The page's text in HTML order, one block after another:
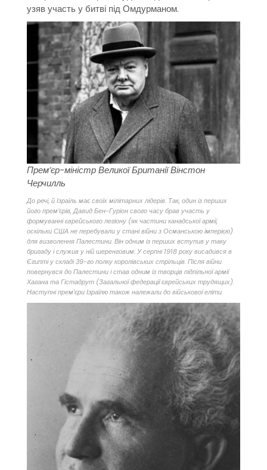
узяв участь у битві під Омдурманом.
Прем’єр-міністр Великої Британії Вінстон
Черчилль
До речі, й Ізраїль має своїх мілітарних лідерів. Так, один із перших
його прем’єрів, Давид Бен-Гуріон свого часу брав участь у
формуванні єврейського легіону (як частини канадської армії,
оскільки США не перебували у стані війни з Османською імперією)
для визволення Палестини. Він одним із перших вступив у таку
бригаду і служив у ній шеренговим. У серпні 1918 року висадився в
Єгипті у складі 39-го полку королівських стрільців. Після війни
повернувся до Палестини і став одним із творців підпільної армії
Хагана та Гістадрут (Загальної федерації єврейських трудящих).
Наступні прем’єри Ізраїлю також належали до військової еліти.